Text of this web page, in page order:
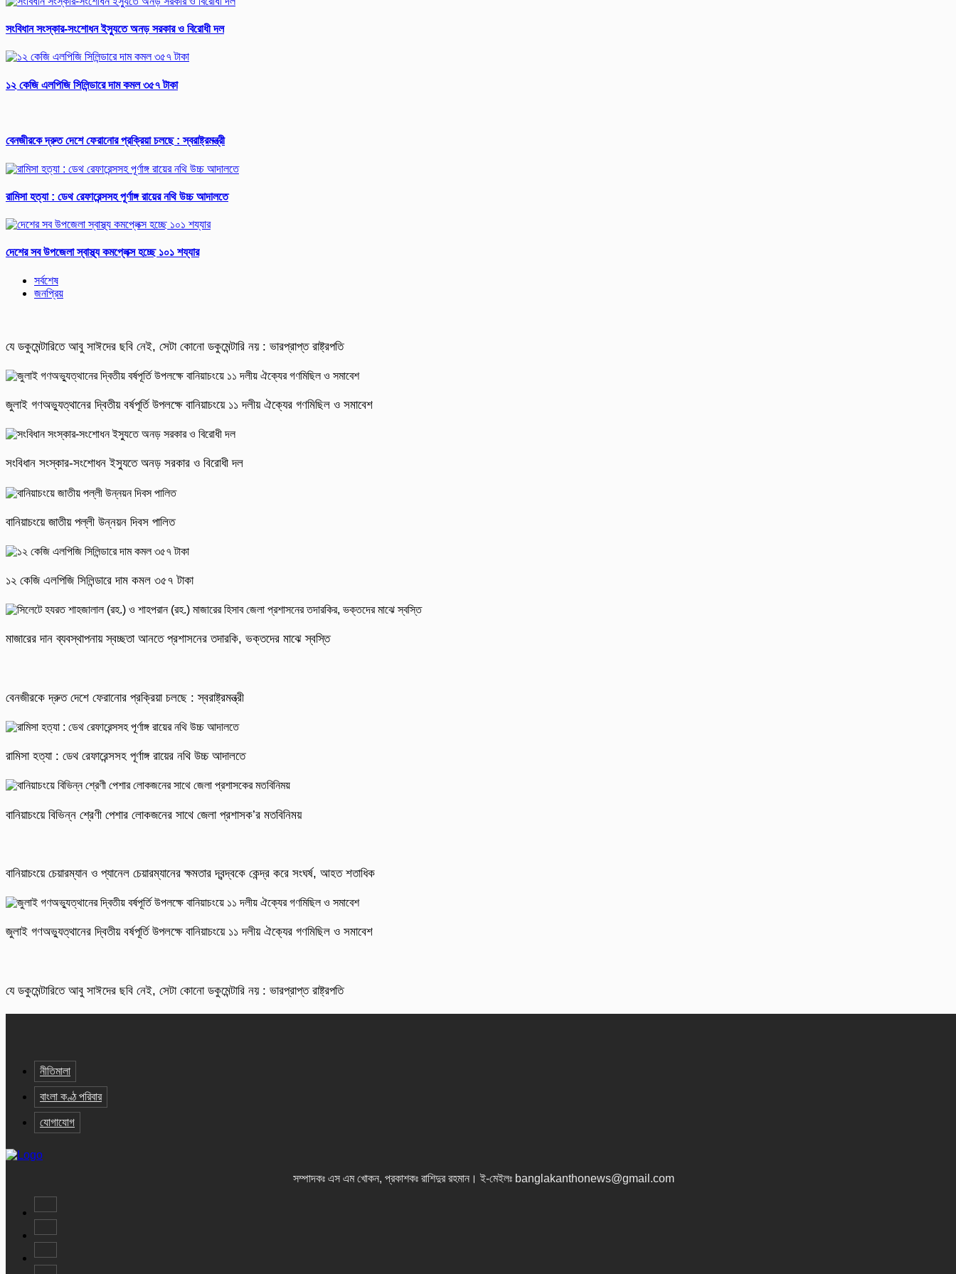
সংবিধান সংস্কার-সংশোধন ইস্যুতে অনড় সরকার ও বিরোধী দল
১২ কেজি এলপিজি সিলিন্ডারে দাম কমল ৩৫৭ টাকা
বেনজীরকে দ্রুত দেশে ফেরানোর প্রক্রিয়া চলছে : স্বরাষ্ট্রমন্ত্রী
রামিসা হত্যা : ডেথ রেফারেন্সসহ পূর্ণাঙ্গ রায়ের নথি উচ্চ আদালতে
দেশের সব উপজেলা স্বাস্থ্য কমপ্লেক্স হচ্ছে ১০১ শয্যার
সর্বশেষ
জনপ্রিয়
যে ডকুমেন্টারিতে আবু সাঈদের ছবি নেই, সেটা কোনো ডকুমেন্টারি নয় : ভারপ্রাপ্ত রাষ্ট্রপতি
জুলাই গণঅভ্যুত্থানের দ্বিতীয় বর্ষপূর্তি উপলক্ষে বানিয়াচংয়ে ১১ দলীয় ঐক্যের গণমিছিল ও সমাবেশ
সংবিধান সংস্কার-সংশোধন ইস্যুতে অনড় সরকার ও বিরোধী দল
বানিয়াচংয়ে জাতীয় পল্লী উন্নয়ন দিবস পালিত
১২ কেজি এলপিজি সিলিন্ডারে দাম কমল ৩৫৭ টাকা
মাজারের দান ব্যবস্থাপনায় স্বচ্ছতা আনতে প্রশাসনের তদারকি, ভক্তদের মাঝে স্বস্তি
বেনজীরকে দ্রুত দেশে ফেরানোর প্রক্রিয়া চলছে : স্বরাষ্ট্রমন্ত্রী
রামিসা হত্যা : ডেথ রেফারেন্সসহ পূর্ণাঙ্গ রায়ের নথি উচ্চ আদালতে
বানিয়াচংয়ে বিভিন্ন শ্রেণী পেশার লোকজনের সাথে জেলা প্রশাসক’র মতবিনিময়
বানিয়াচংয়ে চেয়ারম্যান ও প্যানেল চেয়ারম্যানের ক্ষমতার দ্বন্দ্বকে কেন্দ্র করে সংঘর্ষ, আহত শতাধিক
জুলাই গণঅভ্যুত্থানের দ্বিতীয় বর্ষপূর্তি উপলক্ষে বানিয়াচংয়ে ১১ দলীয় ঐক্যের গণমিছিল ও সমাবেশ
যে ডকুমেন্টারিতে আবু সাঈদের ছবি নেই, সেটা কোনো ডকুমেন্টারি নয় : ভারপ্রাপ্ত রাষ্ট্রপতি
নীতিমালা
বাংলা কণ্ঠ পরিবার
যোগাযোগ
সম্পাদকঃ এস এম খোকন, প্রকাশকঃ রাশিদুর রহমান । ই-মেইলঃ banglakanthonews@gmail.com